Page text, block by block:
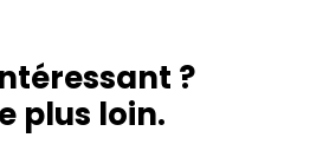
?
plus loin.